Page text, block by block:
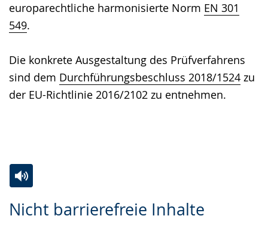
europarechtliche harmonisierte Norm EN 301
549.
Die konkrete Ausgestaltung des Prüfverfahrens
sind dem Durchführungsbeschluss 2018/1524 zu
der EU-Richtlinie 2016/2102 zu entnehmen.
Nicht barrierefreie Inhalte
Leichten
Audio-
Video